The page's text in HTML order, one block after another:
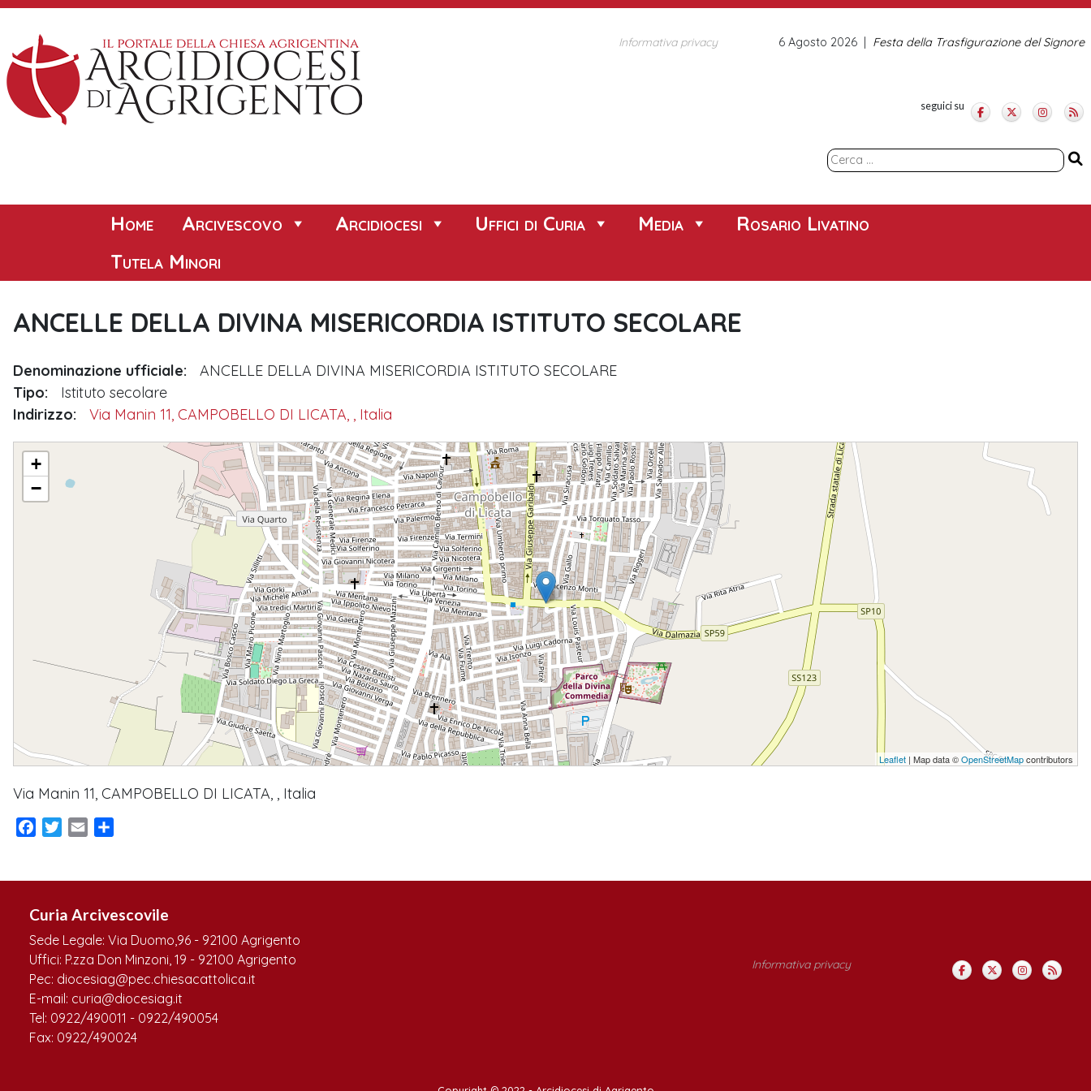
Skip
content
Informativa privacy Festa della Trasfigurazione del Signore
6 Agosto 2026
seguici su
Ricerca
Home Arcivescovo Arcidiocesi Uffici di Curia Media
Rosario Livatino
Tutela Minori
ANCELLE DELLA DIVINA MISERICORDIA ISTITUTO SECOLARE
Denominazione ufficiale:
ANCELLE DELLA DIVINA MISERICORDIA ISTITUTO SECOLARE
Tipo:
Istituto secolare
Indirizzo:
Via Manin 11, CAMPOBELLO DI LICATA, , Italia
ANCELLE DELLA DIVINA MISERICORDIA ISTITUTO SECOLARE
+
−
Leaflet | Map data ©OpenStreetMapcontributors
Via Manin 11, CAMPOBELLO DI LICATA, , Italia
Facebook
TwitterEmail
Curia Arcivescovile
Sede Legale: Via Duomo,96 - 92100 Agrigento
Uffici: P.zza Don Minzoni, 19 - 92100 Agrigento
Pec: diocesiag@pec.chiesacattolica.it
E-mail: curia@diocesiag.it
Tel: 0922/490011 - 0922/490054
Fax: 0922/490024
Informativa privacy